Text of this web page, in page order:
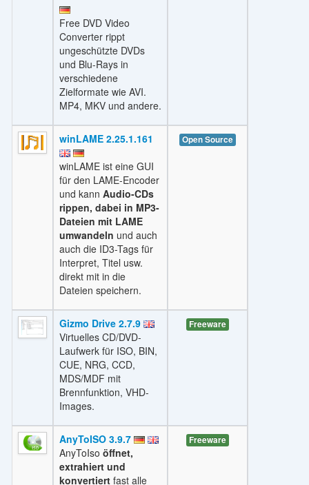
Free DVD Video
Converter rippt
ungeschützte DVDs
und Blu-Rays in
verschiedene
Zielformate wie AVI.
MP4, MKV und andere.
winLAME 2.25.1.161
winLAME ist eine GUI
für den LAME-Encoder
und kann Audio-CDs
rippen, dabei in MP3-
Dateien mit LAME
umwandeln und auch
auch die ID3-Tags für
Interpret, Titel usw.
direkt mit in die
Dateien speichern.
Open Source
Gizmo Drive 2.7.9
Virtuelles CD/DVD-
Laufwerk für ISO, BIN,
CUE, NRG, CCD,
MDS/MDF mit
Brennfunktion, VHD-
Images.
Freeware
AnyToISO 3.9.7
AnyToIso öffnet,
extrahiert und
konvertiertfast alle
Freeware